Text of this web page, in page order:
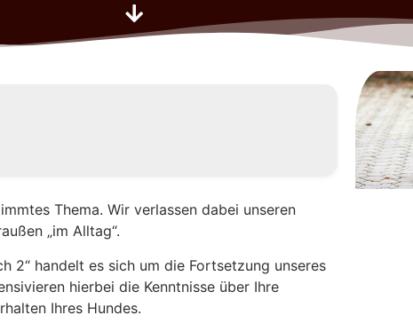
Thema. Wir verlassen dabei unseren
„im Alltag“.
2“ handelt es sich um die Fortsetzung unseres
hierbei die Kenntnisse über Ihre
Ihres Hundes.